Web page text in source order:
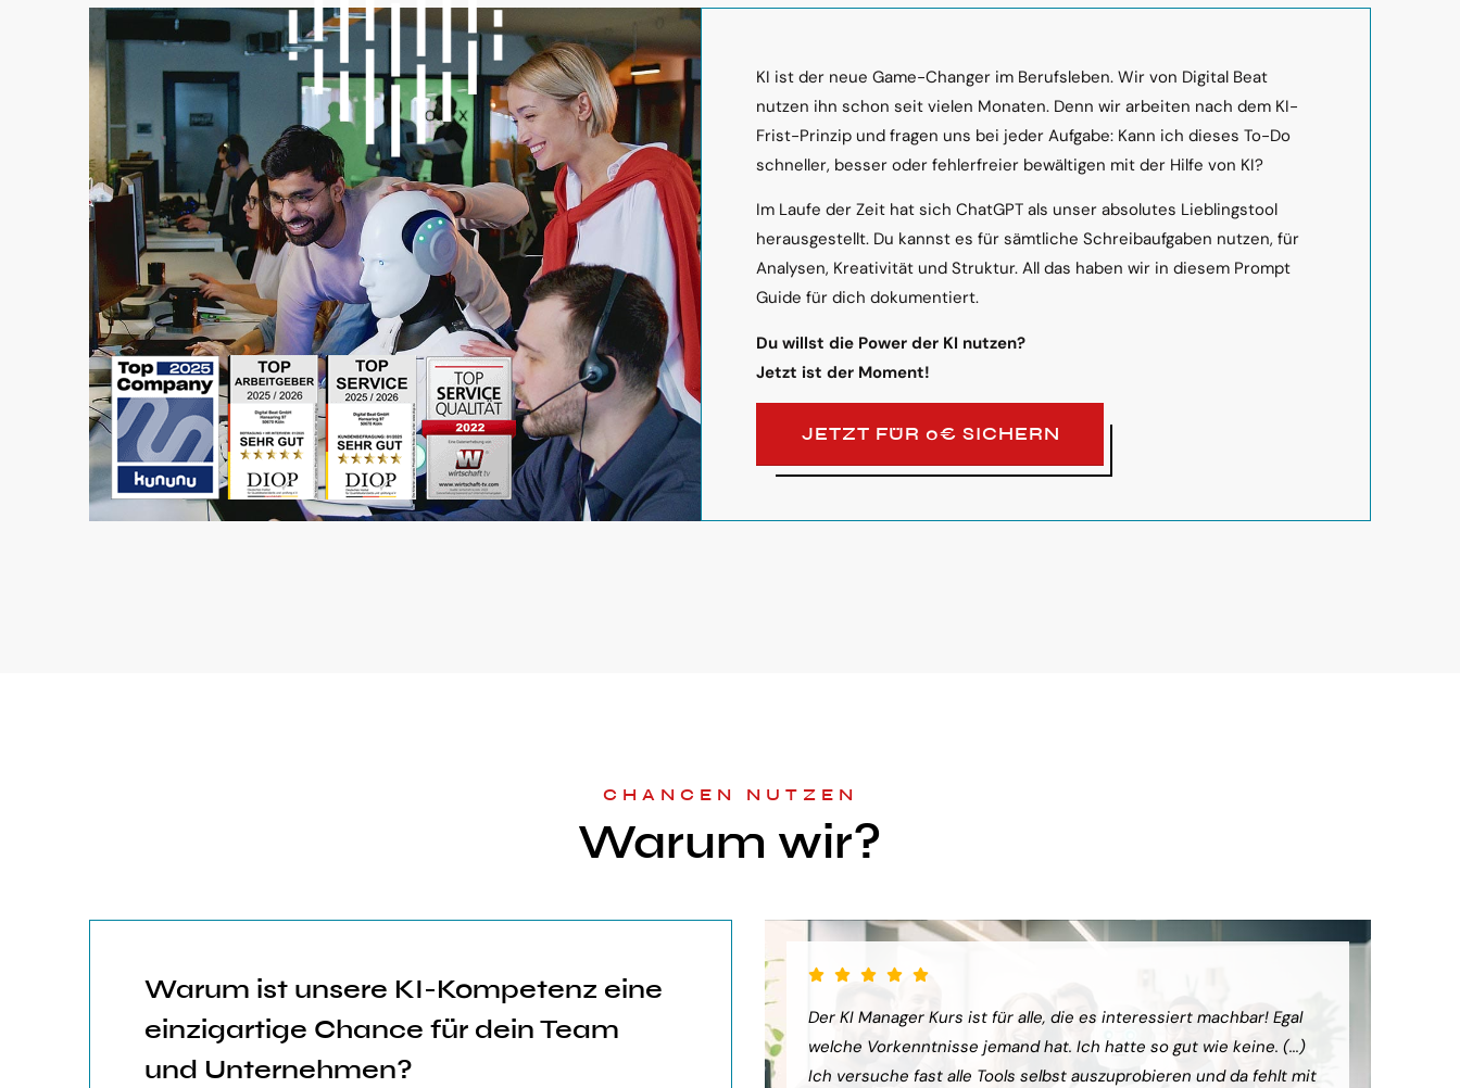
KI ist der neue Game-Changer im Berufsleben. Wir von Digital Beat
nutzen ihn schon seit vielen Monaten. Denn wir arbeiten nach dem KI-
Frist-Prinzip und fragen uns bei jeder Aufgabe: Kann ich dieses To-Do
schneller, besser oder fehlerfreier bewältigen mit der Hilfe von KI?
Im Laufe der Zeit hat sich ChatGPT als unser absolutes Lieblingstool
herausgestellt. Du kannst es für sämtliche Schreibaufgaben nutzen, für
Analysen, Kreativität und Struktur. All das haben wir in diesem Prompt
Guide für dich dokumentiert.
Du willst die Power der KI nutzen?
Jetzt ist der Moment!
JETZT FÜR 0€ SICHERN
CHANCEN NUTZEN
Warum wir?
Warum ist unsere KI-Kompetenz eine
einzigartige Chance für dein Team
und Unternehmen?
Der KI Manager Lehrgang hat mich sehr weiter gebracht. Ein toller
Überblick über alles, was es bereits gibt, mit kleinem Ausblick.
Besonders toll: Auf alle Fragen wurde eingegangen, teilweise
Der KI Manager Kurs ist für alle, die es interessiert machbar! Egal
welche Vorkenntnisse jemand hat. Ich hatte so gut wie keine. (...)
Ich versuche fast alle Tools selbst auszuprobieren und da fehlt mit